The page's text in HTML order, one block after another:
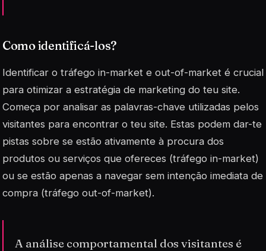
Como identificá-los?
Identificar o tráfego in-market e out-of-market é crucial
para otimizar a estratégia de marketing do teu site.
Começa por analisar as palavras-chave utilizadas pelos
visitantes para encontrar o teu site. Estas podem dar-te
pistas sobre se estão ativamente à procura dos
produtos ou serviços que ofereces (tráfego in-market)
ou se estão apenas a navegar sem intenção imediata de
compra (tráfego out-of-market).
A análise comportamental dos visitantes é